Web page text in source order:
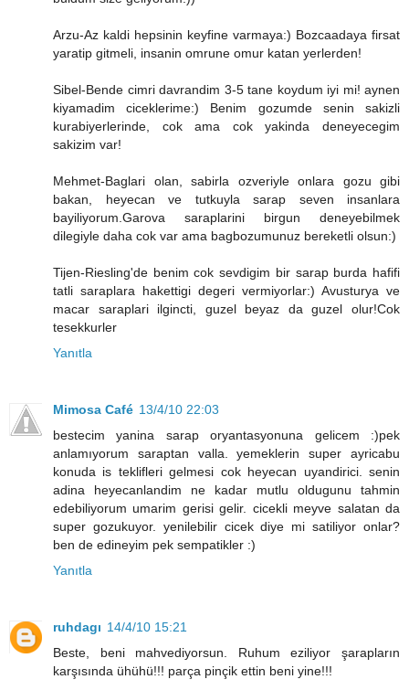
Arzu-Az kaldi hepsinin keyfine varmaya:) Bozcaadaya firsat
yaratip gitmeli, insanin omrune omur katan yerlerden!
Sibel-Bende cimri davrandim 3-5 tane koydum iyi mi! aynen
kiyamadim ciceklerime:) Benim gozumde senin sakizli
kurabiyerlerinde, cok ama cok yakinda deneyecegim
sakizim var!
Mehmet-Baglari olan, sabirla ozveriyle onlara gozu gibi
bakan, heyecan ve tutkuyla sarap seven insanlara
bayiliyorum.Garova saraplarini birgun deneyebilmek
dilegiyle daha cok var ama bagbozumunuz bereketli olsun:)
Tijen-Riesling'de benim cok sevdigim bir sarap burda hafifi
tatli saraplara hakettigi degeri vermiyorlar:) Avusturya ve
macar saraplari ilgincti, guzel beyaz da guzel olur!Cok
tesekkurler
Yanıtla
Mimosa Café 13/4/10 22:03
bestecim yanina sarap oryantasyonuna gelicem :)pek
anlamıyorum saraptan valla. yemeklerin super ayricabu
konuda is teklifleri gelmesi cok heyecan uyandirici. senin
adina heyecanlandim ne kadar mutlu oldugunu tahmin
edebiliyorum umarim gerisi gelir. cicekli meyve salatan da
super gozukuyor. yenilebilir cicek diye mi satiliyor onlar?
ben de edineyim pek sempatikler :)
Yanıtla
ruhdagı 14/4/10 15:21
Beste, beni mahvediyorsun. Ruhum eziliyor şarapların
karşısında ühühü!!! parça pinçik ettin beni yine!!!